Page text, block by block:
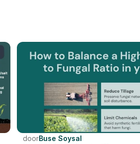
doorBuse Soysal